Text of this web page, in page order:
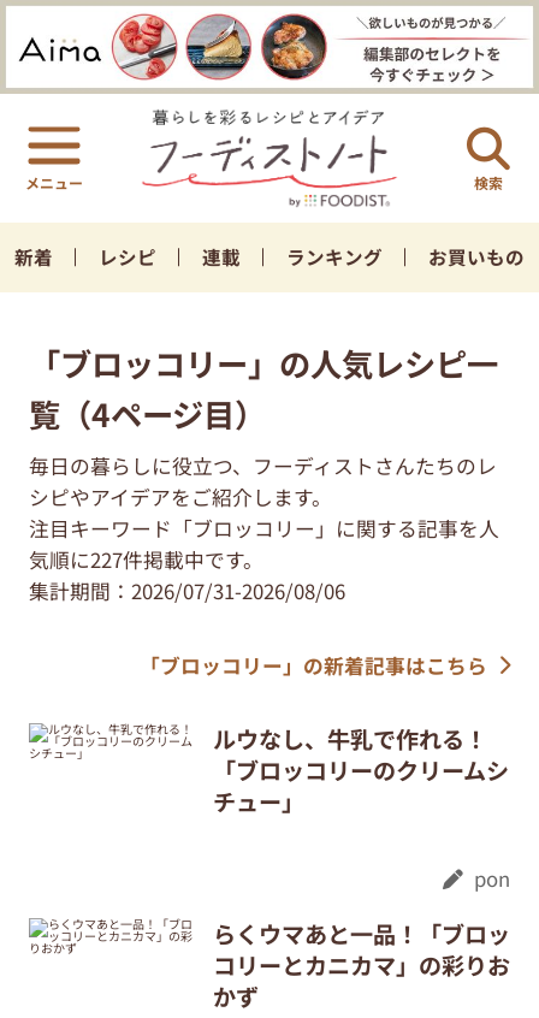
検索
新着 レシピ 連載 ランキング お買いもの
「ブロッコリー」の人気レシピ一
覧（4ページ目）
毎日の暮らしに役立つ、フーディストさんたちのレ
シピやアイデアをご紹介します。
注目キーワード「ブロッコリー」に関する記事を人
気順に227件掲載中です。
集計期間：2026/07/31-2026/08/06
「ブロッコリー」の新着記事はこちら
ルウなし、牛乳で作れる！
「ブロッコリーのクリームシ
チュー」
pon
らくウマあと一品！「ブロッ
コリーとカニカマ」の彩りお
かず